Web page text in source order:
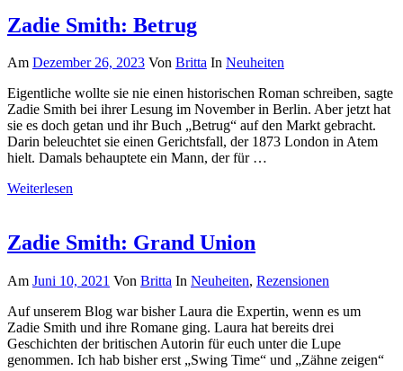
Zadie Smith: Betrug
Am Dezember 26, 2023 Von Britta In Neuheiten
Eigentliche wollte sie nie einen historischen Roman schreiben, sagte
Zadie Smith bei ihrer Lesung im November in Berlin. Aber jetzt hat
sie es doch getan und ihr Buch „Betrug“ auf den Markt gebracht.
Darin beleuchtet sie einen Gerichtsfall, der 1873 London in Atem
hielt. Damals behauptete ein Mann, der für …
Weiterlesen
Zadie Smith: Grand Union
Am Juni 10, 2021 Von Britta In Neuheiten, Rezensionen
Auf unserem Blog war bisher Laura die Expertin, wenn es um
Zadie Smith und ihre Romane ging. Laura hat bereits drei
Geschichten der britischen Autorin für euch unter die Lupe
genommen. Ich hab bisher erst „Swing Time“ und „Zähne zeigen“